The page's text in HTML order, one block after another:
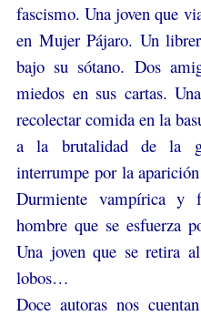
fascismo. Una joven que
en Mujer Pájaro. Un
bajo su sótano. Dos
miedos en sus cartas.
recolectar comida en la
a la brutalidad de la
interrumpe por la
Durmiente vampírica y
hombre que se esfuerza
Una joven que se retira
lobos…
Doce autoras nos